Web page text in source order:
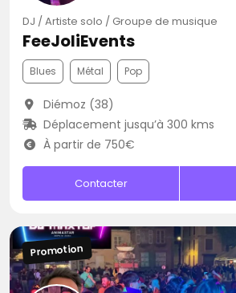
DJ / Artiste solo / Groupe de musique
FeeJoliEvents
Blues Métal Pop
Diémoz (38)
Déplacement jusqu’à 300 kms
À partir de 750€
Contacter
Promotion